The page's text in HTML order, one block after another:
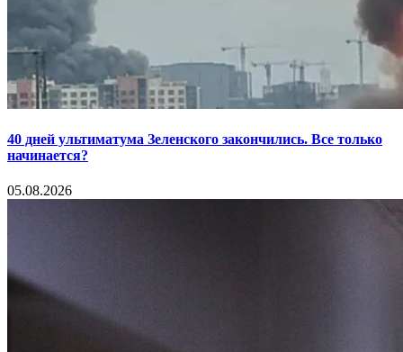
40 дней ультиматума Зеленского закончились. Все только
начинается?
05.08.2026